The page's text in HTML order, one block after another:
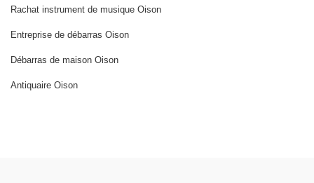
Rachat instrument de musique Oison
Entreprise de débarras Oison
Débarras de maison Oison
Antiquaire Oison